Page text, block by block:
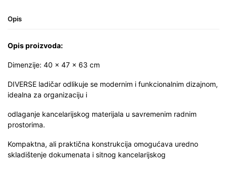
Opis
Opis proizvoda:
Dimenzije: 40 × 47 × 63 cm
DIVERSE ladičar odlikuje se modernim i funkcionalnim dizajnom,
idealna za organizaciju i
odlaganje kancelarijskog materijala u savremenim radnim
prostorima.
Kompaktna, ali praktična konstrukcija omogućava uredno
skladištenje dokumenata i sitnog kancelarijskog